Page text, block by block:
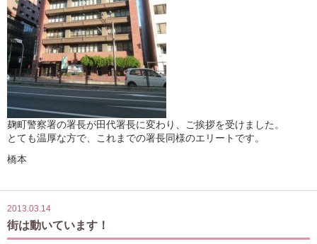
麹町警察署の署長が田代署長に変わり、ご挨拶を受けました。
とても温厚な方で、これまでの署長同様のエリートです。
橋本
2013.03.14
街は動いています！